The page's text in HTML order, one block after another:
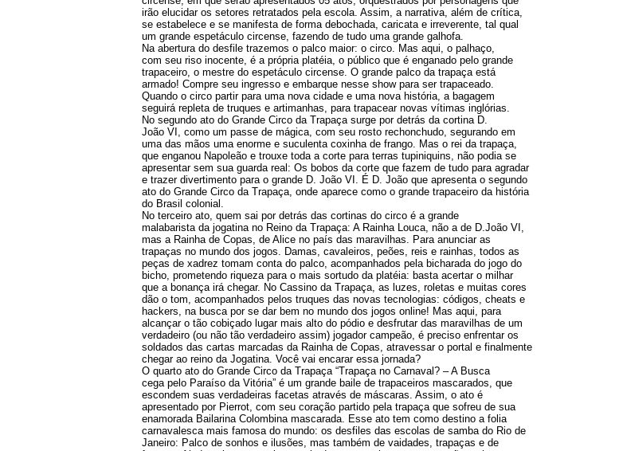
irão elucidar os setores retratados pela escola. Assim, a narrativa, além de crítica,
se estabelece e se manifesta de forma debochada, caricata e irreverente, tal qual
um grande espetáculo circense, fazendo de tudo uma grande galhofa.
Na abertura do desfile trazemos o palco maior: o circo. Mas aqui, o palhaço,
com seu riso inocente, é a própria platéia, o público que é enganado pelo grande
trapaceiro, o mestre do espetáculo circense. O grande palco da trapaça está
armado! Compre seu ingresso e embarque nesse show para ser trapaceado.
Quando o circo partir para uma nova cidade e uma nova história, a bagagem
seguirá repleta de truques e artimanhas, para trapacear novas vítimas inglórias.
No segundo ato do Grande Circo da Trapaça surge por detrás da cortina D.
João VI, como um passe de mágica, com seu rosto rechonchudo, segurando em
uma das mãos uma enorme e suculenta coxinha de frango. Mas o rei da trapaça,
que enganou Napoleão e trouxe toda a corte para terras tupiniquins, não podia se
apresentar sem sua guarda real: Os bobos da corte que fazem de tudo para agradar
e trazer divertimento para o grande D. João VI. É D. João que apresenta o segundo
ato do Grande Circo da Trapaça, onde aparece como o grande trapaceiro da história
do Brasil colonial.
No terceiro ato, quem sai por detrás das cortinas do circo é a grande
malabarista da jogatina no Reino da Trapaça: A Rainha Louca, não a de D.João VI,
mas a Rainha de Copas, de Alice no país das maravilhas. Para anunciar as
trapaças no mundo dos jogos. Damas, cavaleiros, peões, reis e rainhas, todos as
peças de xadrez tomam conta do palco, acompanhados pela bicharada do jogo do
bicho, prometendo riqueza para o mais sortudo da platéia: basta acertar o milhar
que a bonança irá chegar. No Cassino da Trapaça, as luzes, roletas e muitas cores
dão o tom, acompanhados pelos truques das novas tecnologias: códigos, cheats e
hackers, na busca por se dar bem no mundo dos jogos online! Mas aqui, para
alcançar o tão cobiçado lugar mais alto do pódio e desfrutar das maravilhas de um
verdadeiro (ou não tão verdadeiro assim) jogador campeão, é preciso enfrentar os
soldados das cartas marcadas da Rainha de Copas, atravessar o portal e finalmente
chegar ao reino da Jogatina. Você vai encarar essa jornada?
O quarto ato do Grande Circo da Trapaça “Trapaça no Carnaval? – A Busca
cega pelo Paraíso da Vitória” é um grande baile de trapaceiros mascarados, que
escondem suas verdadeiras facetas através de máscaras. Assim, o ato é
apresentado por Pierrot, com seu coração partido pela trapaça que sofreu de sua
enamorada Bailarina Colombina mascarada. Esse ato tem como destino a folia
carnavalesca mais famosa do mundo: os desfiles das escolas de samba do Rio de
Janeiro: Palco de sonhos e ilusões, mas também de vaidades, trapaças e de